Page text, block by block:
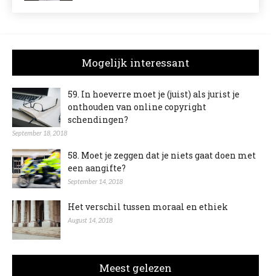
Mogelijk interessant
59. In hoeverre moet je (juist) als jurist je
onthouden van online copyright
schendingen?
September 18, 2018
58. Moet je zeggen dat je niets gaat doen met
een aangifte?
September 14, 2018
Het verschil tussen moraal en ethiek
August 14, 2018
Meest gelezen